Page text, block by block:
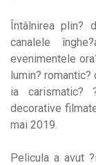
Întâlnirea plin?
canalele
evenimentele
lumin?
ia carismatic?
decorative
mai 2019.
Pelicula a avut